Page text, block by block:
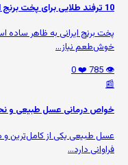
10 ترفند طلایی برای پخت برنج ایرانی عالی
پخت برنج ایرانی به ظاهر ساده
خوش‌طعم نیاز...
👁️ 785
❤️ 0
📰
خواص درمانی عسل طبیعی و
عسل طبیعی یکی از کامل‌ترین
فراوانی دارد...